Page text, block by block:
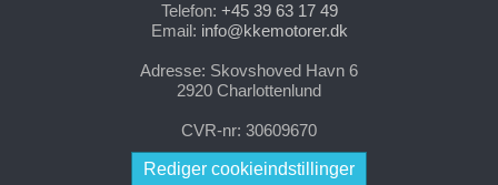
Telefon: +45 39 63 17 49
Email: info@kkemotorer.dk
Adresse: Skovshoved Havn 6
2920 Charlottenlund
CVR-nr: 30609670
Rediger cookieindstillinger